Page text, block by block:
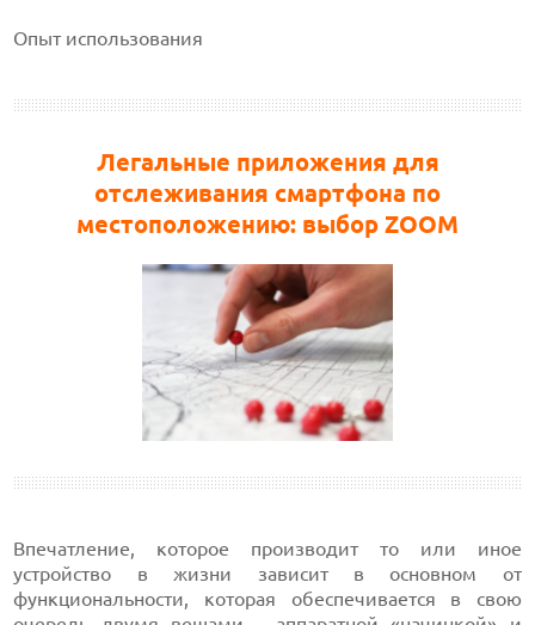
Опыт использования
Легальные приложения для
отслеживания смартфона по
местоположению: выбор ZOOM
Впечатление, которое производит то или иное
устройство в жизни зависит в основном от
функциональности, которая обеспечивается в свою